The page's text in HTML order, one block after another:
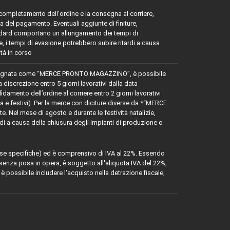
dell'ordine e la consegna al corriere,
pagamento. Eventuali aggiunte di finiture,
comportano un allungamento dei tempi di
i tempi di evasione potrebbero subire ritardi a causa
in corso
come “MERCE PRONTO MAGAZZINO”, è possibile
discrezione entro 5 giorni lavorativi dalla data
dell’ordine al corriere entro 2 giorni lavorativi
festivi). Per la merce con diciture diverse da *“MERCE
Nel mese di agosto e durante le festività natalizie,
a causa della chiusura degli impianti di produzione o
specifiche) ed è comprensivo di IVA al 22%. Essendo
posa in opera, è soggetto all'aliquota IVA del 22%,
possibile includere l'acquisto nella detrazione fiscale,